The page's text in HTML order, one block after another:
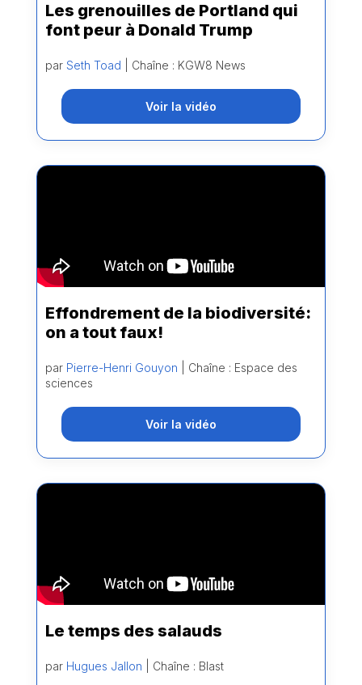
Les grenouilles de Portland qui
font peur à Donald Trump
par Seth Toad | Chaîne : KGW8 News
Voir la vidéo
Effondrement de la biodiversité:
on a tout faux!
par Pierre-Henri Gouyon | Chaîne : Espace des
sciences
Voir la vidéo
Le temps des salauds
par Hugues Jallon | Chaîne : Blast